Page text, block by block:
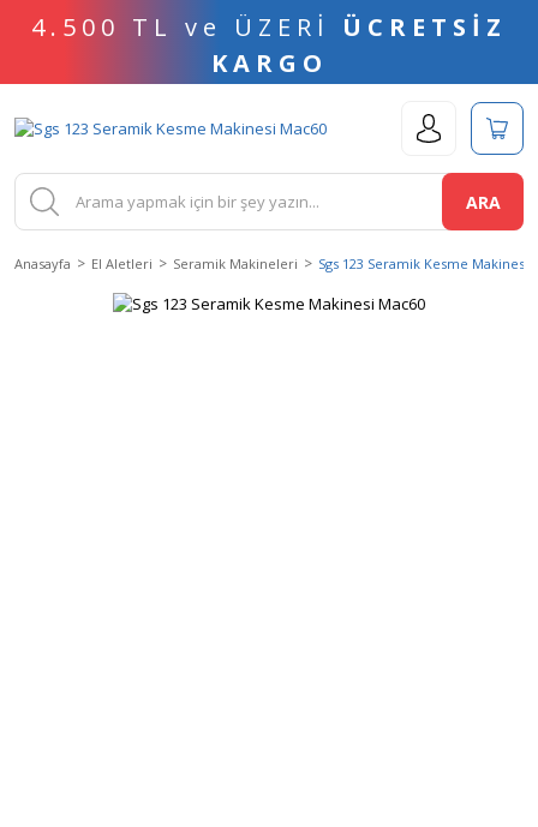
4.500 TL ve ÜZERİ ÜCRETSİZ
KARGO
ARA
Anasayfa El Aletleri Seramik Makineleri Sgs 123 Seramik Kesme Makinesi